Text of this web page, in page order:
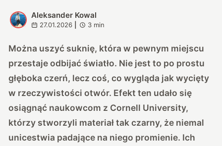
A
Aleksander Kowal
27.01.2026 3 min
Można uszyć suknię, która w pewnym miejscu
przestaje odbijać światło. Nie jest to po prostu
głęboka czerń, lecz coś, co wygląda jak wycięty
w rzeczywistości otwór. Efekt ten udało się
osiągnąć naukowcom z Cornell University,
którzy stworzyli materiał tak czarny, że niemal
unicestwia padające na niego promienie. Ich